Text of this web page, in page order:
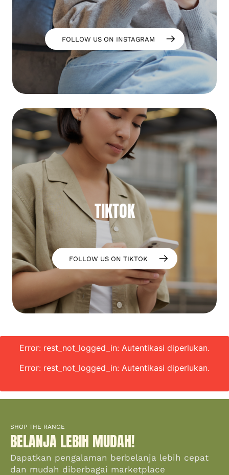
FOLLOW US ON INSTAGRAM
TIKTOK
FOLLOW US ON TIKTOK
Error: rest_not_logged_in: Autentikasi diperlukan.
Error: rest_not_logged_in: Autentikasi diperlukan.
SHOP THE RANGE
BELANJA LEBIH MUDAH!
Dapatkan pengalaman berbelanja lebih cepat
dan mudah diberbagai marketplace